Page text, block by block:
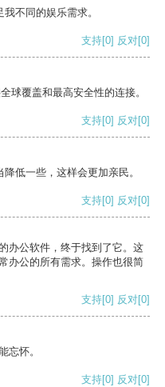
不同的娱乐需求。
支持[0] 反对[0]
球覆盖和最高安全性的连接。
支持[0] 反对[0]
低一些，这样会更加亲民。
支持[0] 反对[0]
办公软件，终于找到了它。这
办公的所有需求。操作也很简
支持[0] 反对[0]
忘怀。
支持[0] 反对[0]